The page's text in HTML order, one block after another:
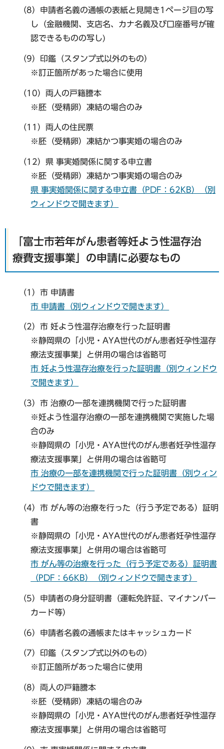
（8）申請者名義の通帳の表紙と見開き1ページ目の写
し（金融機関、支店名、カナ名義及び口座番号が確
認できるものの写し)
（9）印鑑（スタンプ式以外のもの）
※訂正箇所があった場合に使用
（10）両人の戸籍謄本
※胚（受精卵）凍結の場合のみ
（11）両人の住民票
※胚（受精卵）凍結かつ事実婚の場合のみ
（12）県 事実婚関係に関する申立書
※胚（受精卵）凍結かつ事実婚の場合のみ
県 事実婚関係に関する申立書（PDF：62KB）（別
ウィンドウで開きます）
「富士市若年がん患者等妊よう性温存治
療費支援事業」の申請に必要なもの
（1）市 申請書
市 申請書（別ウィンドウで開きます）
（2）市 妊よう性温存治療を行った証明書
※静岡県の「小児・AYA世代のがん患者妊孕性温存
療法支援事業」と併用の場合は省略可
市 妊よう性温存治療を行った証明書（別ウィンドウ
で開きます）
（3）市 治療の一部を連携機関で行った証明書
※妊よう性温存治療の一部を連携機関で実施した場
合のみ
※静岡県の「小児・AYA世代のがん患者妊孕性温存
療法支援事業」と併用の場合は省略可
市 治療の一部を連携機関で行った証明書（別ウィン
ドウで開きます）
（4）市 がん等の治療を行った（行う予定である）証明
書
※静岡県の「小児・AYA世代のがん患者妊孕性温存
療法支援事業」と併用の場合は省略可
市 がん等の治療を行った（行う予定である）証明書
（PDF：66KB）（別ウィンドウで開きます）
（5）申請者の身分証明書（運転免許証、マイナンバー
カード等）
（6）申請者名義の通帳またはキャッシュカード
（7）印鑑（スタンプ式以外のもの）
※訂正箇所があった場合に使用
（8）両人の戸籍謄本
※胚（受精卵）凍結の場合のみ
※静岡県の「小児・AYA世代のがん患者妊孕性温存
療法支援事業」と併用の場合は省略可